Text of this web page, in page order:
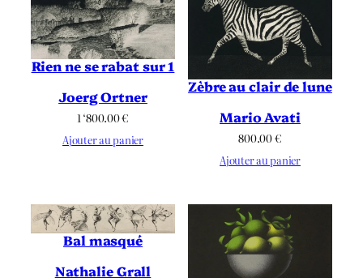
Rien ne se rabat sur 1
Joerg Ortner
1 ‘800.00€
Ajouter au panier
Zèbre au clair de lune
Mario Avati
800.00€
Ajouter au panier
Bal masqué
Nathalie Grall